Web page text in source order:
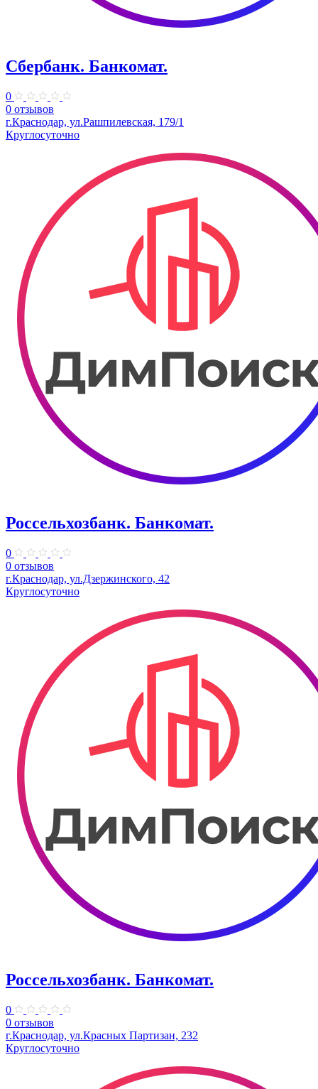
Сбербанк. Банкомат.
0
0 отзывов
г.Краснодар, ул.Рашпилевская, 179/1
Круглосуточно
Россельхозбанк. Банкомат.
0
0 отзывов
г.Краснодар, ул.Дзержинского, 42
Круглосуточно
Россельхозбанк. Банкомат.
0
0 отзывов
г.Краснодар, ул.Красных Партизан, 232
Круглосуточно